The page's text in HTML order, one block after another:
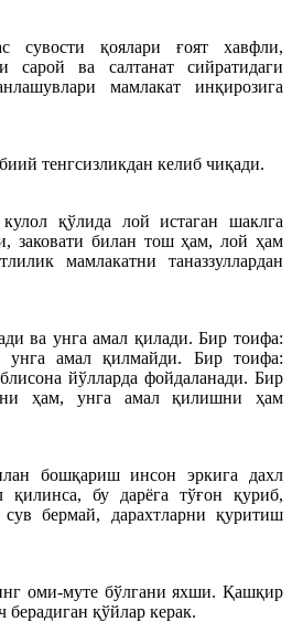
сувости қоялари ғоят хавфли,
сарой ва салтанат сийратидаги
мамлакат инқирозига
тенгсизликдан келиб чиқади.
қўлида лой истаган шаклга
заковати билан тош ҳам, лой ҳам
мамлакатни таназзуллардан
ва унга амал қилади. Бир тоифа:
унга амал қилмайди. Бир тоифа:
йўлларда фойдаланади. Бир
ҳам, унга амал қилишни ҳам
бошқариш инсон эркига дахл
қилинса, бу дарёга тўғон қуриб,
бермай, дарахтларни қуритиш
оми-муте бўлгани яхши. Қашқир
берадиган қўйлар керак.